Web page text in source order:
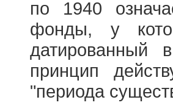
по 1940
фонды, у
датированный
принцип
"периода